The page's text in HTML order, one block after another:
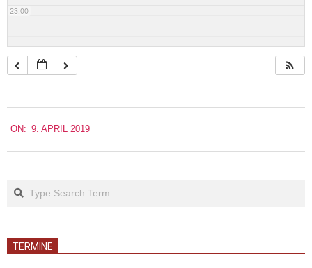
23:00
04-
09
ON: 9. APRIL 2019
TERMINE